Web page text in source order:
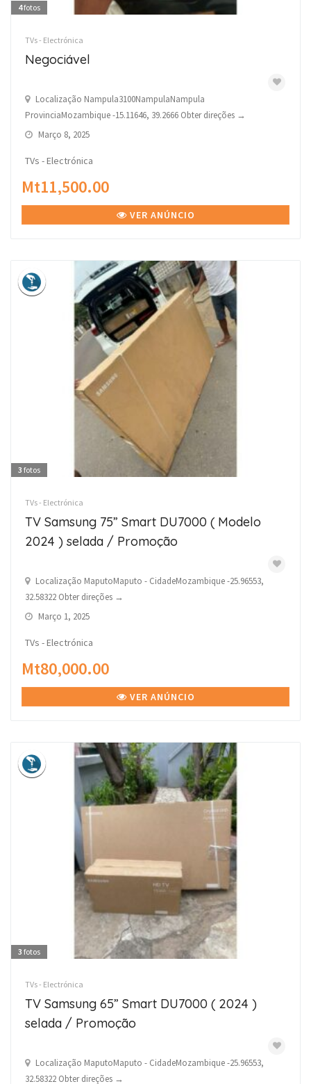
4fotos
TVs - Electrónica
Negociável
Localização Nampula3100NampulaNampula
ProvinciaMozambique -15.11646, 39.2666 Obter direções →
Março 8, 2025
TVs - Electrónica
Mt11,500.00
VER ANÚNCIO
3 fotos
TVs - Electrónica
TV Samsung 75” Smart DU7000 ( Modelo
2024 ) selada / Promoção
Localização MaputoMaputo - CidadeMozambique -25.96553,
32.58322 Obter direções →
Março 1, 2025
TVs - Electrónica
Mt80,000.00
VER ANÚNCIO
3 fotos
TVs - Electrónica
TV Samsung 65” Smart DU7000 ( 2024 )
selada / Promoção
Localização MaputoMaputo - CidadeMozambique -25.96553,
32.58322 Obter direções →